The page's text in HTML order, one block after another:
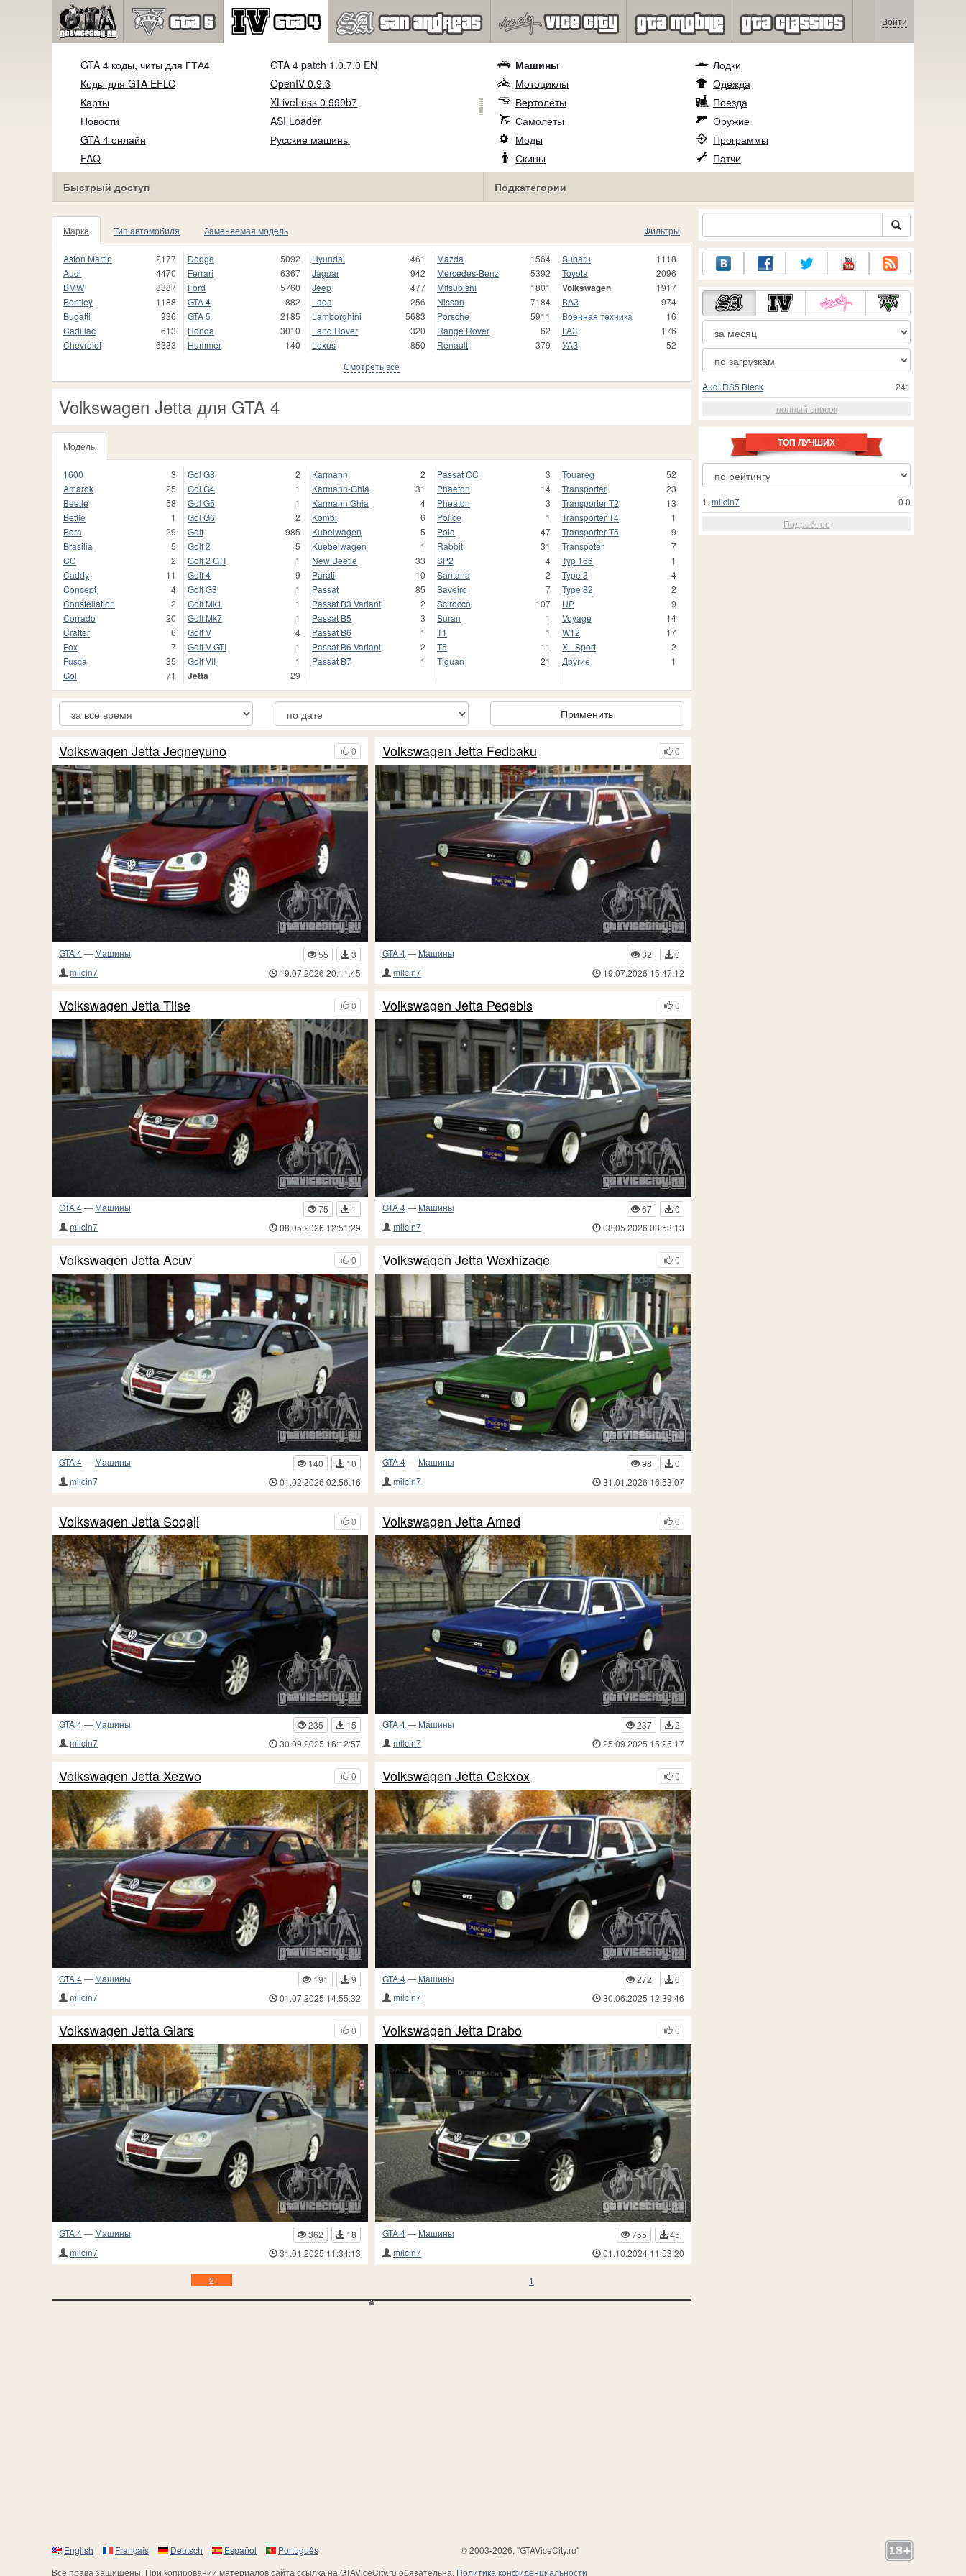
Войти
GTA 4 коды, читы для ГТА4
Коды для GTA EFLC
Карты
Новости
GTA 4 онлайн
FAQ
GTA 4 patch 1.0.7.0 EN
OpenIV 0.9.3
XLiveLess 0.999b7
ASI Loader
Русские машины
Быстрый доступ
Машины
Мотоциклы
Вертолеты
Самолеты
Моды
Скины
Лодки
Одежда
Поезда
Оружие
Программы
Патчи
Подкатегории
Марка Тип автомобиля Заменяемая модель Фильтры
Aston Martin
2177
Audi
4470
BMW
8387
Bentley
1188
Bugatti
936
Cadillac
613
Chevrolet
6333
Dodge
5092
Ferrari
6367
Ford
5760
GTA 4
882
GTA 5
2185
Honda
3010
Hummer
140
Hyundai
461
Jaguar
942
Jeep
477
Lada
256
Lamborghini
5683
Land Rover
320
Lexus
850
Mazda
1564
Mercedes-Benz
5392
Mitsubishi
1801
Nissan
7184
Porsche
5911
Range Rover
62
Renault
379
Subaru
1118
Toyota
2096
Volkswagen
1917
ВАЗ
974
Военная техника
16
ГАЗ
176
УАЗ
52
Смотреть все
Volkswagen Jetta для GTA 4
Модель
1600
3
Amarok
25
Beetle
58
Bettle
1
Bora
29
Brasilia
5
CC
2
Caddy
11
Concept
4
Constellation
2
Corrado
20
Crafter
6
Fox
7
Fusca
35
Gol
71
Gol G3
2
Gol G4
1
Gol G5
1
Gol G6
2
Golf
985
Golf 2
5
Golf 2 GTI
1
Golf 4
9
Golf G3
1
Golf Mk1
1
Golf Mk7
1
Golf V
4
Golf V GTI
1
Golf VII
1
Jetta 29
Karmann
2
Karmann-Ghia
31
Karmann Ghia
4
Kombi
6
Kubelwagen
5
Kuebelwagen
1
New Beetle
33
Parati
10
Passat
85
Passat B3 Variant
2
Passat B5
3
Passat B6
1
Passat B6 Variant
2
Passat B7
1
Passat CC
3
Phaeton
14
Pheaton
3
Police
1
Polo
47
Rabbit
31
SP2
4
Santana
2
Saveiro
7
Scirocco
107
Suran
1
T1
1
T5
11
Tiguan
21
Touareg
52
Transporter
23
Transporter T2
13
Transporter T4
1
Transporter T5
9
Transpoter
7
Typ 166
1
Type 3
4
Type 82
2
UP
9
Voyage
14
W12
17
XL Sport
2
Другие
1
Применить
0
Volkswagen Jetta Jeqneyuno
GTA 4— Машины 55
3
milcin7
19.07.2026 20:11:45
0
Volkswagen Jetta Fedbaku
GTA 4— Машины 32
0
milcin7
19.07.2026 15:47:12
0
Volkswagen Jetta Tiise
GTA 4— Машины 75
1
milcin7
08.05.2026 12:51:29
0
Volkswagen Jetta Peqebis
GTA 4— Машины 67
0
milcin7
08.05.2026 03:53:13
0
Volkswagen Jetta Acuv
GTA 4— Машины 140
10
milcin7
01.02.2026 02:56:16
0
Volkswagen Jetta Wexhizaqe
GTA 4— Машины 98
0
milcin7
31.01.2026 16:53:07
0
Volkswagen Jetta Soqaji
GTA 4— Машины 235
15
milcin7
30.09.2025 16:12:57
0
Volkswagen Jetta Amed
GTA 4— Машины 237
2
milcin7
25.09.2025 15:25:17
0
Volkswagen Jetta Xezwo
GTA 4— Машины 191
9
milcin7
01.07.2025 14:55:32
0
Volkswagen Jetta Cekxox
GTA 4— Машины 272
6
milcin7
30.06.2025 12:39:46
0
Volkswagen Jetta Giars
GTA 4— Машины 362
18
milcin7
31.01.2025 11:34:13
0
Volkswagen Jetta Drabo
GTA 4— Машины 755
45
milcin7
01.10.2024 11:53:20
2 1
241
Audi RS5 Bleck
полный список
ТОП ЛУЧШИХ
0.0
1. milcin7
Подробнее
English Français Deutsch Español Português
© 2003-2026, "GTAViceCity.ru"
Все права защищены. При копировании материалов сайта ссылка на GTAViceCity.ru обязательна. Политика конфиденциальности